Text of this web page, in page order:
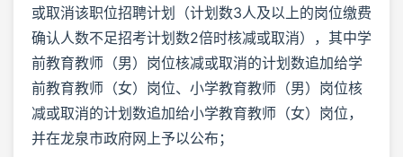
或取消该职位招聘计划（计划数3人及以上的岗位缴费
确认人数不足招考计划数2倍时核减或取消），其中学
前教育教师（男）岗位核减或取消的计划数追加给学
前教育教师（女）岗位、小学教育教师（男）岗位核
减或取消的计划数追加给小学教育教师（女）岗位，
并在龙泉市政府网上予以公布；